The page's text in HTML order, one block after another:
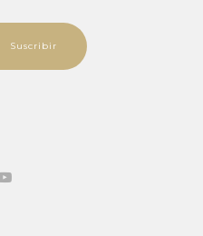
Suscribir